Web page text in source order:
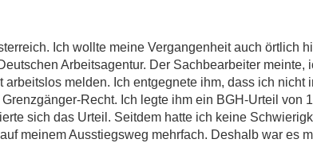
Ich wollte meine Vergangenheit auch örtlich
Arbeitsagentur. Der Sachbearbeiter meinte,
melden. Ich entgegnete ihm, dass ich nicht
Recht. Ich legte ihm ein BGH-Urteil von
sich das Urteil. Seitdem hatte ich keine
meinem Ausstiegsweg mehrfach. Deshalb war es